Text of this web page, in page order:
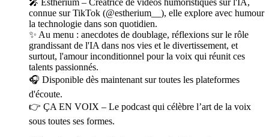
🎤 Estherium – Créatrice de vidéos humoristiques sur l'IA,
connue sur TikTok (@estherium__), elle explore avec humour
la technologie dans son quotidien.
✨ Au menu : anecdotes de doublage, réflexions sur le rôle
grandissant de l'IA dans nos vies et le divertissement, et
surtout, l'amour inconditionnel pour la voix qui réunit ces
talents passionnés.
🎧 Disponible dès maintenant sur toutes les plateformes
d'écoute.
👉 ÇA EN VOIX – Le podcast qui célèbre l’art de la voix
sous toutes ses formes.